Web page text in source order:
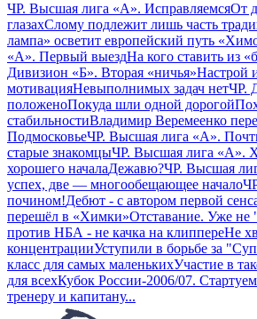
ЧР. Высшая лига «А». ИсправляемсяОт
глазахСлому подлежит лишь часть
лампа» осветит европейский путь
«А». Первый выездНа кого ставить из
Дивизион «Б». Вторая «ничья»Настрой
мотивацияНевыполнимых задач нетЧР.
положеноПокуда шли одной дорогой
стабильностиВладимир Веремеенко
ПодмосковьеЧР. Высшая лига «А».
старые знакомцыЧР. Высшая лига «А».
хорошего началаДежавю?ЧР. Высшая
успех, две — многообещающее начало
почином!Дебют - с автором первой
перешёл в «Химки»Отставание. Уже не
против НБА - не качка на клиппереНе
концентрацииУступили в борьбе за
класс для самых маленькихУчастие в
для всехКубок России-2006/07.
тренеру и капитану...